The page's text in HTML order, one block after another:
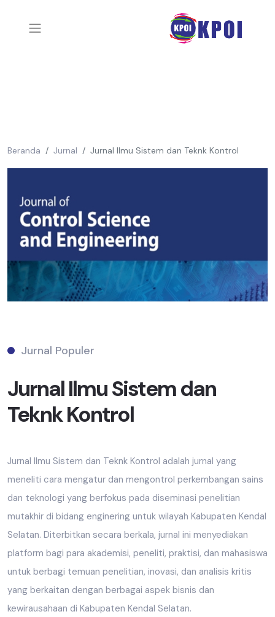
Beranda Jurnal Jurnal Ilmu Sistem dan Teknk Kontrol
Jurnal Populer
Jurnal Ilmu Sistem dan
Teknk Kontrol
Jurnal Ilmu Sistem dan Teknk Kontrol adalah jurnal yang
meneliti cara mengatur dan mengontrol perkembangan sains
dan teknologi yang berfokus pada diseminasi penelitian
mutakhir di bidang enginering untuk wilayah Kabupaten Kendal
Selatan. Diterbitkan secara berkala, jurnal ini menyediakan
platform bagi para akademisi, peneliti, praktisi, dan mahasiswa
untuk berbagi temuan penelitian, inovasi, dan analisis kritis
yang berkaitan dengan berbagai aspek bisnis dan
kewirausahaan di Kabupaten Kendal Selatan.